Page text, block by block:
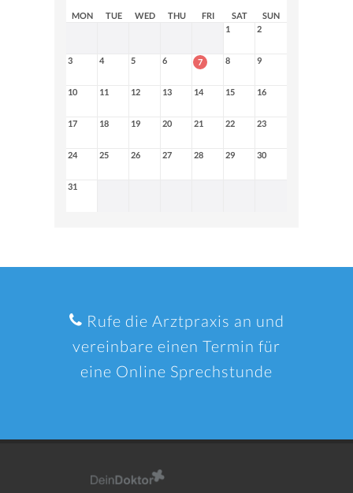
MON TUE WED THU FRI SAT
SUN
1
2
3 4 5 6 7 8 9
10 11 12 13 14 15 16
17 18 19 20 21 22 23
24 25 26 27 28 29 30
31
Rufe die Arztpraxis an und
vereinbare einen Termin für
eine Online Sprechstunde